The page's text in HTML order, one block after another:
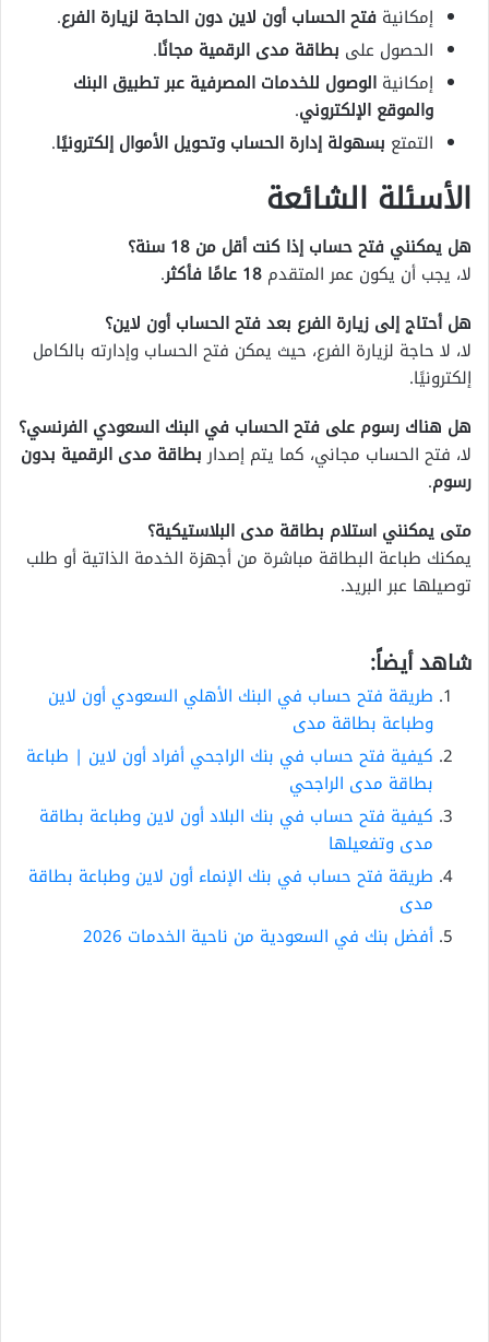
إمكانية فتح الحساب أون لاين دون الحاجة لزيارة الفرع.
الحصول على بطاقة مدى الرقمية مجانًا.
إمكانية الوصول للخدمات المصرفية عبر تطبيق البنك
والموقع الإلكتروني.
التمتع بسهولة إدارة الحساب وتحويل الأموال إلكترونيًا.
الأسئلة الشائعة
هل يمكنني فتح حساب إذا كنت أقل من 18 سنة؟
لا، يجب أن يكون عمر المتقدم 18 عامًا فأكثر
.
هل أحتاج إلى زيارة الفرع بعد فتح الحساب أون لاين؟
لا، لا حاجة لزيارة الفرع، حيث يمكن فتح الحساب وإدارته بالكامل
إلكترونيًا.
هل هناك رسوم على فتح الحساب في البنك السعودي الفرنسي؟
لا، فتح الحساب مجاني، كما يتم إصداربطاقة مدى الرقمية بدون
رسوم.
متى يمكنني استلام بطاقة مدى البلاستيكية؟
يمكنك طباعة البطاقة مباشرة من أجهزة الخدمة الذاتية أو طلب
توصيلها عبر البريد.
شاهد أيضاً:
طريقة فتح حساب في البنك الأهلي السعودي أون لاين
وطباعة بطاقة مدى
كيفية فتح حساب في بنك الراجحي أفراد أون لاين | طباعة
بطاقة مدى الراجحي
كيفية فتح حساب في بنك البلاد أون لاين وطباعة بطاقة
مدى وتفعيلها
طريقة فتح حساب في بنك الإنماء أون لاين وطباعة بطاقة
مدى
أفضل بنك في السعودية من ناحية الخدمات 2026